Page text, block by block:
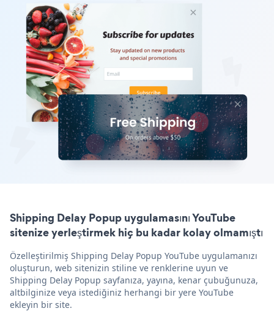
Shipping Delay Popup uygulamasını YouTube
sitenize yerleştirmek hiç bu kadar kolay olmamıştı
Özelleştirilmiş Shipping Delay Popup YouTube uygulamanızı
oluşturun, web sitenizin stiline ve renklerine uyun ve
Shipping Delay Popup sayfanıza, yayına, kenar çubuğunuza,
altbilginize veya istediğiniz herhangi bir yere YouTube
ekleyin bir site.